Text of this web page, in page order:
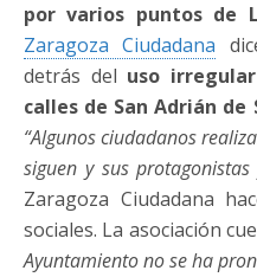
por varios puntos de
Zaragoza Ciudadana
detrás del uso
calles de San Adrián de
“Algunos ciudadanos
siguen y sus
Zaragoza Ciudadana
sociales. La asociación
Ayuntamiento no se ha